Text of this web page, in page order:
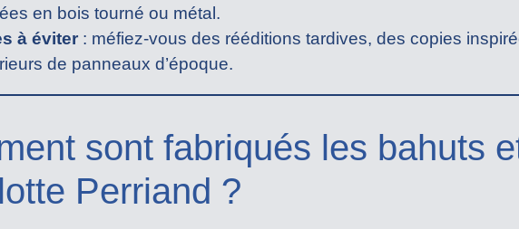
en bois tourné ou métal.
à éviter : méfiez-vous des rééditions tardives, des copies
de panneaux d’époque.
sont fabriqués les bahuts
Perriand ?